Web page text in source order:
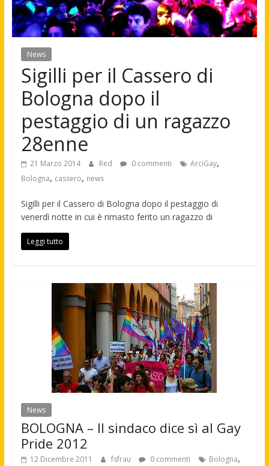
News
Sigilli per il Cassero di
Bologna dopo il
pestaggio di un ragazzo
28enne
21 Marzo 2014 Red 0 commenti ArciGay,
Bologna, cassero, news
Sigilli per il Cassero di Bologna dopo il pestaggio di
venerdì notte in cui è rimasto ferito un ragazzo di
Leggi tutto
News
BOLOGNA – Il sindaco dice sì al Gay
Pride 2012
12 Dicembre 2011 fsfrau 0 commenti Bologna,